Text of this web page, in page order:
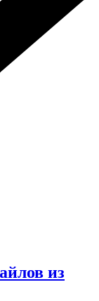
из